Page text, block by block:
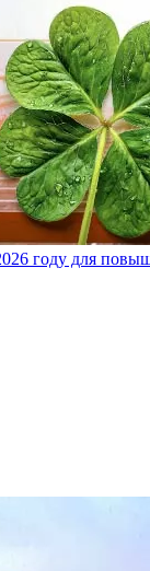
году для